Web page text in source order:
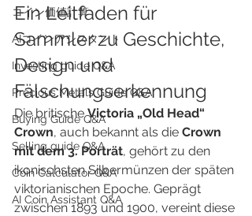
​コイン価値計算
AIコインアシスタント
Investing guide Q&A
Precious Metals Guide Q&A
Buying Guide Q&A
Selling guide Q&A
Coin Calculator Q&A
AI Coin Assistant Q&A
Ein Leitfaden für
Sammler zu Geschichte,
Design und
Fälschungserkennung
Die britische Victoria „Old Head“
Crown, auch bekannt als die Crown
mit dem 3. Porträt, gehört zu den
ikonischsten Silbermünzen der späten
viktorianischen Epoche. Geprägt
zwischen 1893 und 1900, vereint diese